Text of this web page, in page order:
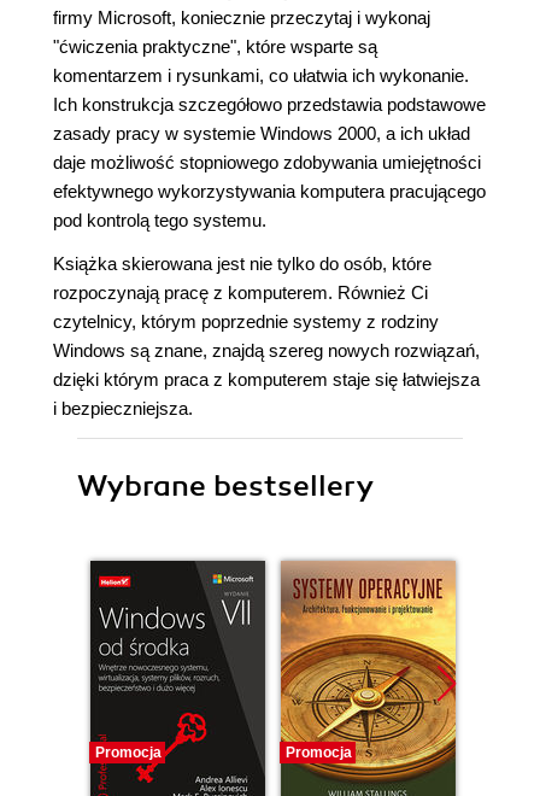
firmy Microsoft, koniecznie przeczytaj i wykonaj
"ćwiczenia praktyczne", które wsparte są
komentarzem i rysunkami, co ułatwia ich wykonanie.
Ich konstrukcja szczegółowo przedstawia podstawowe
zasady pracy w systemie Windows 2000, a ich układ
daje możliwość stopniowego zdobywania umiejętności
efektywnego wykorzystywania komputera pracującego
pod kontrolą tego systemu.
Książka skierowana jest nie tylko do osób, które
rozpoczynają pracę z komputerem. Również Ci
czytelnicy, którym poprzednie systemy z rodziny
Windows są znane, znajdą szereg nowych rozwiązań,
dzięki którym praca z komputerem staje się łatwiejsza
i bezpieczniejsza.
Wybrane bestsellery
Promocja Promocja